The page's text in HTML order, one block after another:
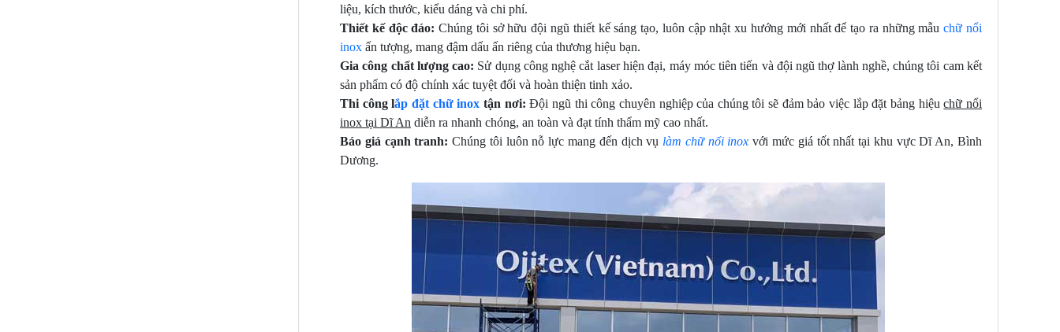
liệu, kích thước, kiểu dáng và chi phí.
Thiết kế độc đáo: Chúng tôi sở hữu đội ngũ thiết kế sáng tạo, luôn cập nhật xu hướng mới nhất để tạo ra những mẫuchữ nổi
inox ấn tượng, mang đậm dấu ấn riêng của thương hiệu bạn.
Gia công chất lượng cao: Sử dụng công nghệ cắt laser hiện đại, máy móc tiên tiến và đội ngũ thợ lành nghề, chúng tôi cam kết
sản phẩm có độ chính xác tuyệt đối và hoàn thiện tinh xảo.
Thi công lắp đặt chữ inox tận nơi: Đội ngũ thi công chuyên nghiệp của chúng tôi sẽ đảm bảo việc lắp đặt bảng hiệuchữ nổi
inox tại Dĩ An diễn ra nhanh chóng, an toàn và đạt tính thẩm mỹ cao nhất.
Báo giá cạnh tranh:Chúng tôi luôn nỗ lực mang đến dịch vụ làm chữ nổi inox với mức giá tốt nhất tại khu vực Dĩ An, Bình
Dương.